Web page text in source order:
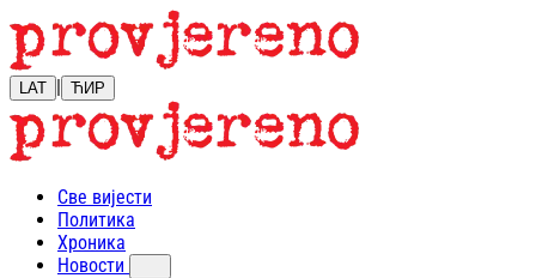
LAT | ЋИР
Све вијести
Политика
Хроника
Новости